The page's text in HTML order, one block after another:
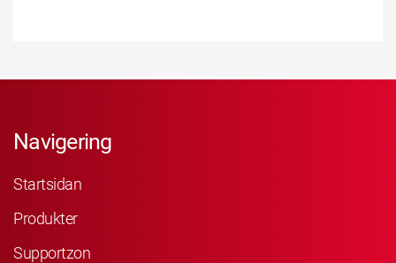
Navigering
Startsidan
Produkter
Supportzon